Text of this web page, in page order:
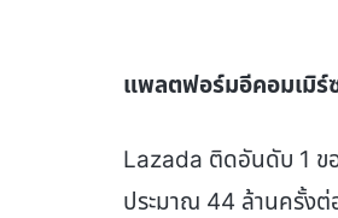
แพลตฟอร์มอีคอมเมิร์
Lazada ติดอันดับ 1 ข
ประมาณ 44 ล้านครั้งต่